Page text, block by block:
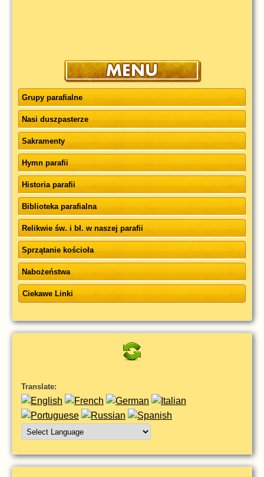
Grupy parafialne
Nasi duszpasterze
Sakramenty
Hymn parafii
Historia parafii
Biblioteka parafialna
Relikwie św. i bł. w naszej parafii
Sprzątanie kościoła
Nabożeństwa
Ciekawe Linki
Translate: